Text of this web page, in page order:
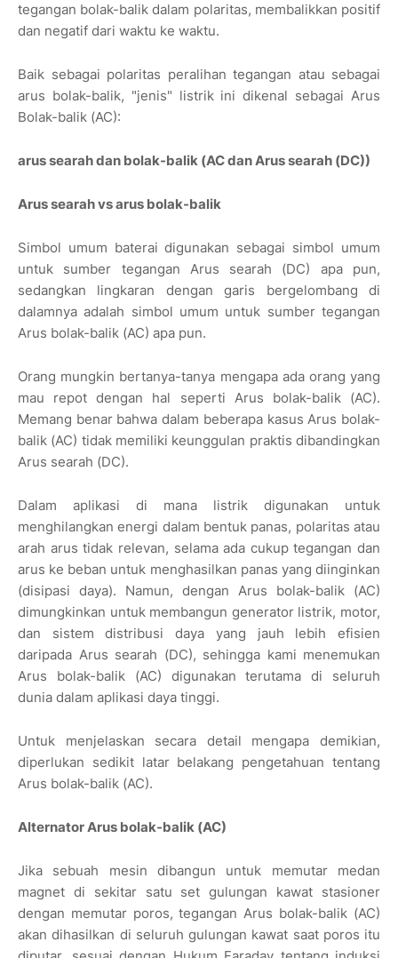
tegangan bolak-balik dalam polaritas, membalikkan positif
dan negatif dari waktu ke waktu.
Baik sebagai polaritas peralihan tegangan atau sebagai
arus bolak-balik, "jenis" listrik ini dikenal sebagai Arus
Bolak-balik (AC):
arus searah dan bolak-balik (AC dan Arus searah (DC))
Arus searah vs arus bolak-balik
Simbol umum baterai digunakan sebagai simbol umum
untuk sumber tegangan Arus searah (DC) apa pun,
sedangkan lingkaran dengan garis bergelombang di
dalamnya adalah simbol umum untuk sumber tegangan
Arus bolak-balik (AC) apa pun.
Orang mungkin bertanya-tanya mengapa ada orang yang
mau repot dengan hal seperti Arus bolak-balik (AC).
Memang benar bahwa dalam beberapa kasus Arus bolak-
balik (AC) tidak memiliki keunggulan praktis dibandingkan
Arus searah (DC).
Dalam aplikasi di mana listrik digunakan untuk
menghilangkan energi dalam bentuk panas, polaritas atau
arah arus tidak relevan, selama ada cukup tegangan dan
arus ke beban untuk menghasilkan panas yang diinginkan
(disipasi daya). Namun, dengan Arus bolak-balik (AC)
dimungkinkan untuk membangun generator listrik, motor,
dan sistem distribusi daya yang jauh lebih efisien
daripada Arus searah (DC), sehingga kami menemukan
Arus bolak-balik (AC) digunakan terutama di seluruh
dunia dalam aplikasi daya tinggi.
Untuk menjelaskan secara detail mengapa demikian,
diperlukan sedikit latar belakang pengetahuan tentang
Arus bolak-balik (AC).
Alternator Arus bolak-balik (AC)
Jika sebuah mesin dibangun untuk memutar medan
magnet di sekitar satu set gulungan kawat stasioner
dengan memutar poros, tegangan Arus bolak-balik (AC)
akan dihasilkan di seluruh gulungan kawat saat poros itu